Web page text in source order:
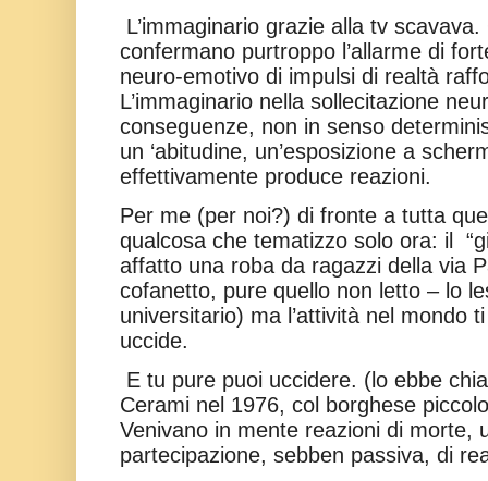
L’immaginario grazie alla tv
confermano purtroppo l’allarme di
neuro-emotivo di impulsi di realtà
L’immaginario nella sollecitazione
conseguenze, non in senso
un ‘abitudine, un’esposizione a
effettivamente produce reazioni.
Per me (per noi?) di fronte a tutta
qualcosa che tematizzo solo ora: il
affatto una roba da ragazzi della via
cofanetto, pure quello non letto – lo
universitario) ma l’attività nel mondo
uccide.
E tu pure puoi uccidere. (lo ebbe
Cerami nel 1976, col borghese
Venivano in mente reazioni di morte,
partecipazione, sebben passiva, di